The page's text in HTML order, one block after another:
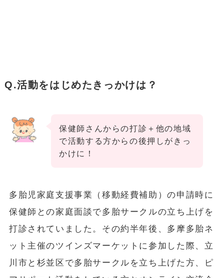
Q.活動をはじめたきっかけは？
保健師さんからの打診＋他の地域
で活動する方からの後押しがきっ
かけに！
多胎児家庭支援事業（移動経費補助）の申請時に
保健師との家庭面談で多胎サークルの立ち上げを
打診されていました。その約半年後、多摩多胎ネ
ット主催のツインズマーケットに参加した際、立
川市と杉並区で多胎サークルを立ち上げた方、ピ